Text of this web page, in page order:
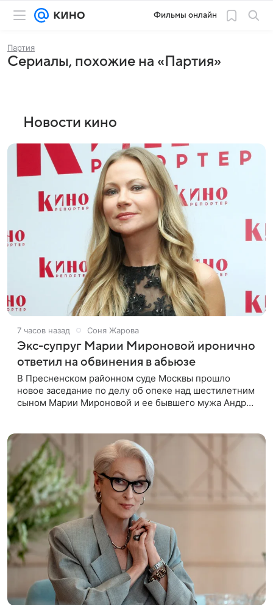
Фильмы онлайн
Партия
Сериалы, похожие на «Партия»
Новости кино
7 часов назад Соня Жарова
Экс-супруг Марии Мироновой иронично
ответил на обвинения в абьюзе
В Пресненском районном суде Москвы прошло
новое заседание по делу об опеке над шестилетним
сыном Марии Мироновой и ее бывшего мужа Андрея